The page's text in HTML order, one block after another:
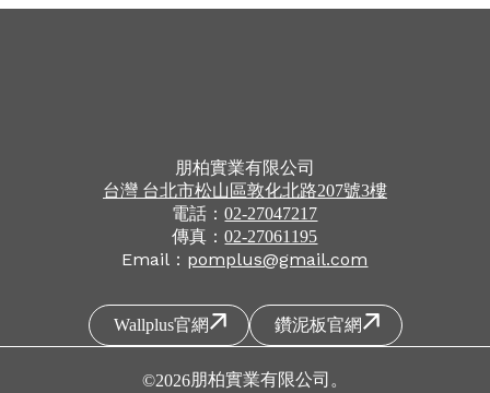
朋柏實業有限公司
台灣 台北市松山區敦化北路207號3樓
電話：02-27047217
傳真：02-27061195
Email： pomplus@gmail.com
Wallplus官網 鑽泥板官網
©2026朋柏實業有限公司 。